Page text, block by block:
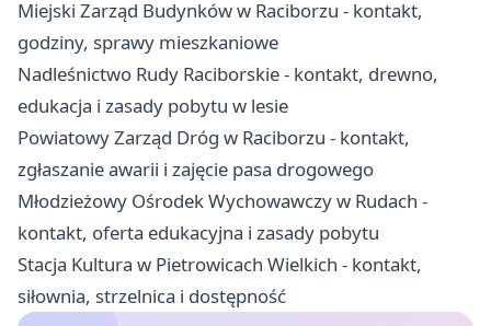
Miejski Zarząd Budynków w Raciborzu - kontakt,
godziny, sprawy mieszkaniowe
Nadleśnictwo Rudy Raciborskie - kontakt, drewno,
edukacja i zasady pobytu w lesie
Powiatowy Zarząd Dróg w Raciborzu - kontakt,
zgłaszanie awarii i zajęcie pasa drogowego
Młodzieżowy Ośrodek Wychowawczy w Rudach -
kontakt, oferta edukacyjna i zasady pobytu
Stacja Kultura w Pietrowicach Wielkich - kontakt,
siłownia, strzelnica i dostępność